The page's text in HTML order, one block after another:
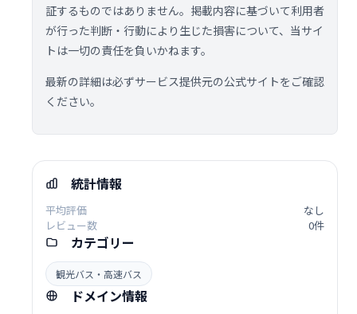
証するものではありません。掲載内容に基づいて利用者
が行った判断・行動により生じた損害について、当サイ
トは一切の責任を負いかねます。
最新の詳細は必ずサービス提供元の公式サイトをご確認
ください。
統計情報
平均評価
なし
レビュー数
0件
カテゴリー
観光バス・高速バス
ドメイン情報